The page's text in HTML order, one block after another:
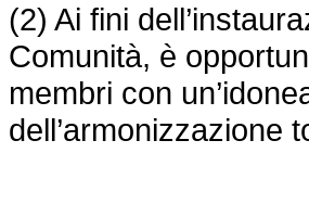
(2) Ai fini
Comunità, è
membri con
dell’armonizzazione